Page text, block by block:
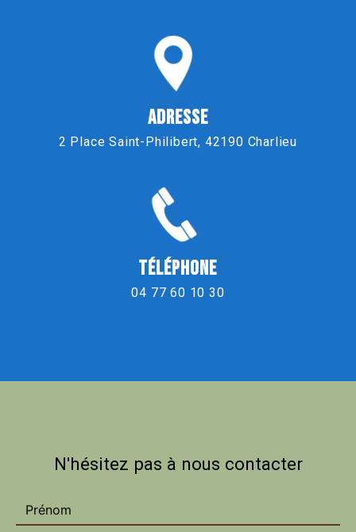
ADRESSE
2 Place Saint-Philibert, 42190 Charlieu
TÉLÉPHONE
04 77 60 10 30
N'hésitez pas à nous contacter